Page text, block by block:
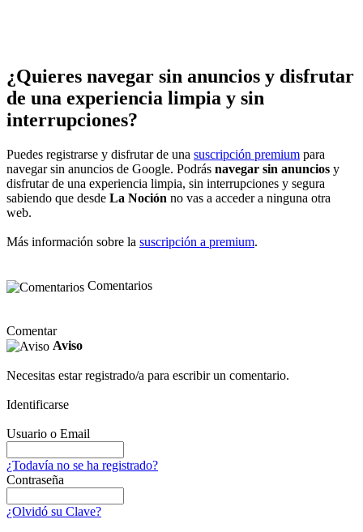
¿Quieres navegar sin anuncios y disfrutar
de una experiencia limpia y sin
interrupciones?
Puedes registrarse y disfrutar de una suscripción premium para
navegar sin anuncios de Google. Podrás navegar sin anuncios y
disfrutar de una experiencia limpia, sin interrupciones y segura
sabiendo que desde La Noción no vas a acceder a ninguna otra
web.
Más información sobre la suscripción a premium.
Comentarios
Comentar
Aviso
Necesitas estar registrado/a para escribir un comentario.
Identificarse
Usuario o Email
¿Todavía no se ha registrado?
Contraseña
¿Olvidó su Clave?